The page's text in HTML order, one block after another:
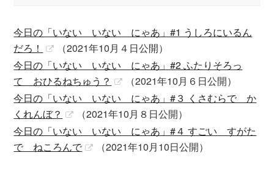
今日の「いない いない にゃあ」#1 うしろにいるん
だろ！
（2021年10月４日公開）
今日の「いない いない にゃあ」#2 ふたりそろっ
て おひるねちゅう？
（2021年10月６日公開）
今日の「いない いない にゃあ」#３ くさむらで か
くれんぼ？
（2021年10月８日公開）
今日の「いない いない にゃあ」#４ すごい すがた
で ねころんで
（2021年10月10日公開）